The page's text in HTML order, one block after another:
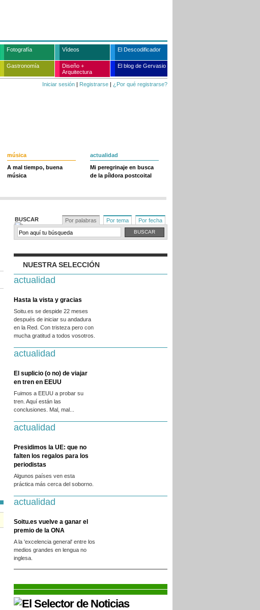
Fotografía Vídeos El Descodificador
Gastronomía
Diseño +
Arquitectura
El blog de Gervasio
Iniciar sesión | Registrarse | ¿Por qué registrarse?
música
A mal tiempo, buena
música
actualidad
Mi peregrinaje en busca
de la píldora postcoital
BUSCAR Por palabras Por tema Por fecha
NUESTRA SELECCIÓN
actualidad
Hasta la vista y gracias
Soitu.es se despide 22 meses
después de iniciar su andadura
en la Red. Con tristeza pero con
mucha gratitud a todos vosotros.
actualidad
El suplicio (o no) de viajar
en tren en EEUU
Fuimos a EEUU a probar su
tren. Aquí están las
conclusiones. Mal, mal...
actualidad
Presidimos la UE: que no
falten los regalos para los
periodistas
Algunos países ven esta
práctica más cerca del soborno.
actualidad
Soitu.es vuelve a ganar el
premio de la ONA
A la 'excelencia general' entre los
medios grandes en lengua no
inglesa.